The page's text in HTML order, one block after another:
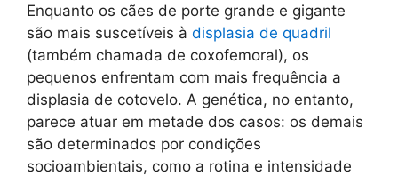
Enquanto os cães de porte grande e gigante
são mais suscetíveis à displasia de quadril
(também chamada de coxofemoral), os
pequenos enfrentam com mais frequência a
displasia de cotovelo. A genética, no entanto,
parece atuar em metade dos casos: os demais
são determinados por condições
socioambientais, como a rotina e intensidade